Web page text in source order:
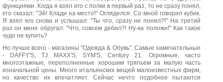
функциями. Когда я взял его с полки в первый раз, то не сразу понял,
кто сказал: "Эй! Клади на место!" Огляделся. Со мной говорил кубик.
Я взял его снова и услышал: "Ты что, сразу не понял?!" На третий
раз он меня обругал: "Что, совсем дебил?! Ну-ка положи!" Как такое
чудо не купить?
Но лучше всего - магазины "Одежда & Обувь". Самые замечательные
- DAFFY'S, TJ MAXX'S, SYM'S, Century 21. Огромные, часто
многоэтажные, переполненные хорошим тряпьем за малую часть
изначальной цены. Много итальянских вещей малоизвестных фирм,
но качество их впечатляет. Сейчас нечто подобное пытаются